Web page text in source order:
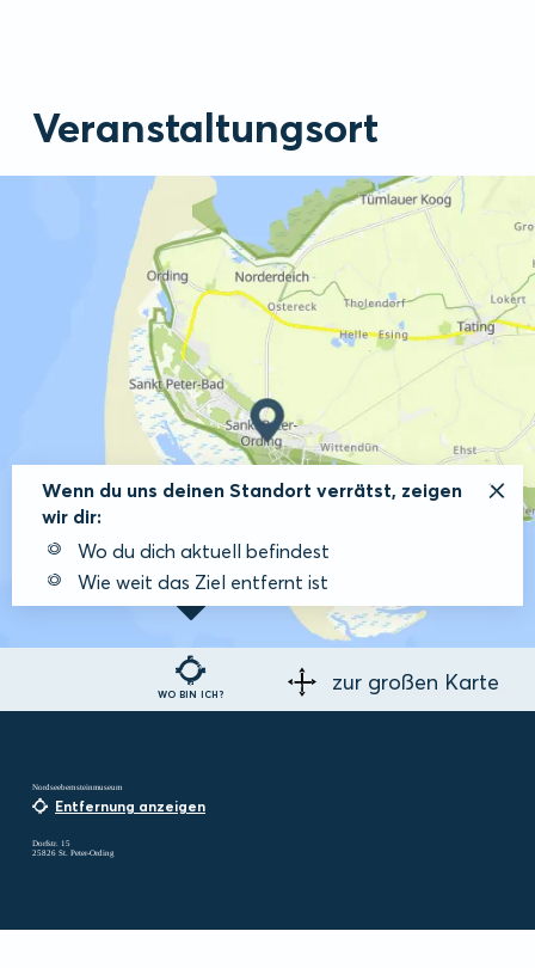
Veranstaltungsort
WO BIN ICH?
Wenn du uns deinen Standort verrätst, zeigen
wir dir:
Wo du dich aktuell befindest
Wie weit das Ziel entfernt ist
zur großen Karte
Nordseebernsteinmuseum
Entfernung anzeigen
Dorfstr. 15
25826 St. Peter-Ording